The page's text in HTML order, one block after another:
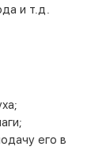
и т.д.
его в